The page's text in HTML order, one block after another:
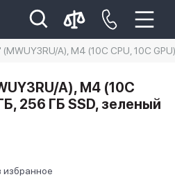
14
A), M4 (10C CPU, 10C
избранное
A), M4 (10C
256 ГБ SSD, зеленый